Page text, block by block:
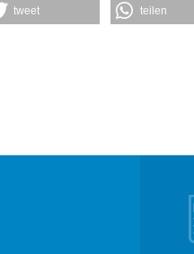
tweet teilen